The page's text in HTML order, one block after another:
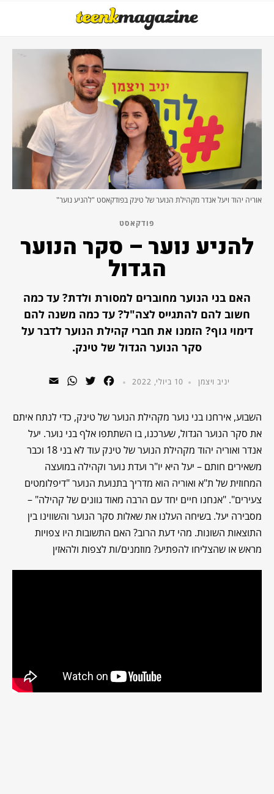
אוריה יהוד ויעל אנדר מקהילת הנוער של טינק בפודקאסט "להניע נוער"
פודקאסט
להניע נוער – סקר הנוער
הגדול
האם בני הנוער מחוברים למסורת ולדת? עד כמה
חשוב להם להתגייס לצה"ל? עד כמה משנה להם
דימוי גוף? הזמנו את חברי קהילת הנוער לדבר על
סקר הנוער הגדול של טינק.
יניב ויצמן 10 ביולי, 2022 Facebook
Twitter
WhatsApp
השבוע, אירחנו בני נוער מקהילת הנוער של טינק, כדי לנתח איתם
את סקר הנוער הגדול, שערכנו, בו השתתפו אלף בני נוער. יעל
אנדר ואוריה יהוד מקהילת הנוער של טינק עוד לא בני 18 וכבר
משאירים חותם – יעל היא יו"ר ועדת נוער וקהילה במועצה
המחוזית של ת"א ואוריה הוא מדריך בתנועת הנוער "דיפלומטים
צעירים". "אנחנו חיים יחד עם הרבה מאוד גוונים של קהילה" –
מסבירה יעל. בשיחה העלנו את שאלות סקר הנוער והשווינו בין
התוצאות השונות. מהי דעת הרוב? האם התשובות היו צפויות
מראש או שהצליחו להפתיע? מוזמנים/ות לצפות ולהאזין